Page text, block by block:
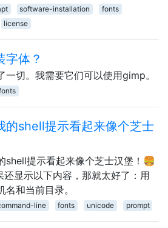
software-installation
fonts
license
字体？
一切。我需要它们可以使用gimp。
的shell提示看起来像个芝士
shell提示看起来像个芝士汉堡！🍔
显示以下内容，那就太好了：用
名和当前目录。
line fonts unicode prompt